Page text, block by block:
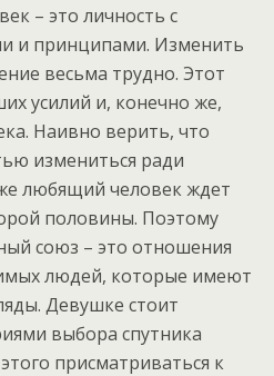
– это личность с
и принципами. Изменить
весьма трудно. Этот
усилий и, конечно же,
Наивно верить, что
измениться ради
любящий человек ждет
половины. Поэтому
союз – это отношения
людей, которые имеют
Девушке стоит
выбора спутника
присматриваться к